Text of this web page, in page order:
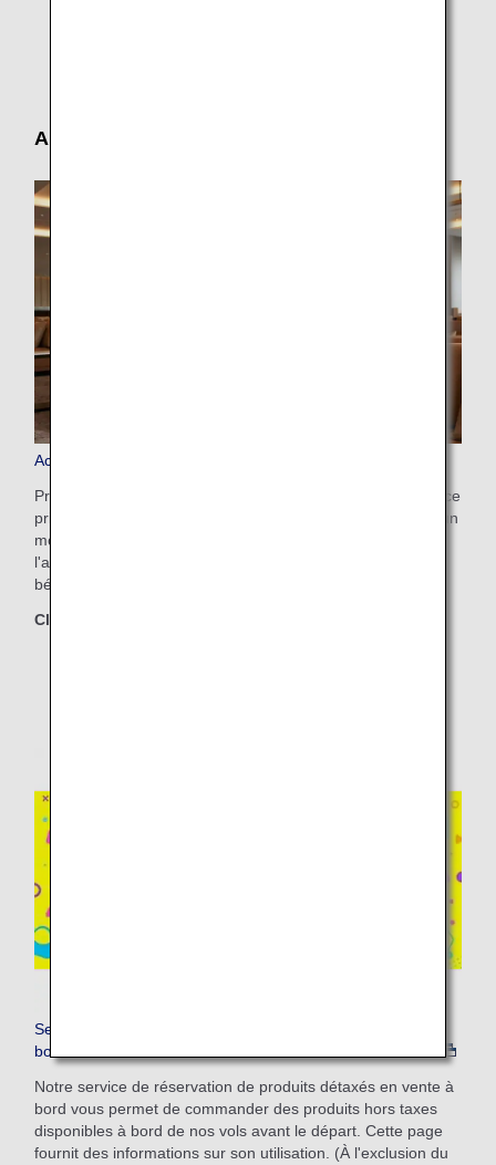
Autre
Accès payant au salon
Profitez pleinement de votre temps d'attente dans un espace
privé. Savourez boissons et mets de chef tout en passant un
moment agréable et privilégié à l'aéroport. Achetez à
l'avance sur le site Internet d'ANA un accès au salon et
bénéficiez d'un tarif préférentiel.
Classes concernées
Service de réservation de produits détaxés en vente à
bord
Notre service de réservation de produits détaxés en vente à
bord vous permet de commander des produits hors taxes
disponibles à bord de nos vols avant le départ. Cette page
fournit des informations sur son utilisation. (À l'exclusion du